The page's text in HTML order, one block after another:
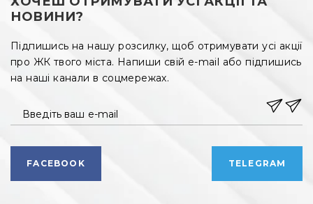
НОВИНИ?
Підпишись на нашу розсилку, щоб отримувати усі акції
про ЖК твого міста. Напиши свій e-mail або підпишись
на наші канали в соцмережах.
Введіть ваш e-mail
FACEBOOK TELEGRAM